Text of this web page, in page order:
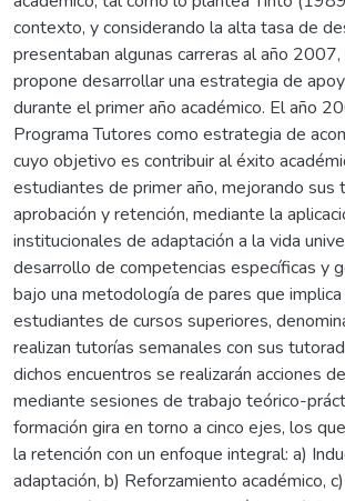
contexto, y considerando la alta tasa de
presentaban algunas carreras al año
propone desarrollar una estrategia de
durante el primer año académico. El año
Programa Tutores como estrategia de
cuyo objetivo es contribuir al éxito
estudiantes de primer año, mejorando sus
aprobación y retención, mediante la
institucionales de adaptación a la vida
desarrollo de competencias específicas y
bajo una metodología de pares que
estudiantes de cursos superiores,
realizan tutorías semanales con sus
dichos encuentros se realizarán acciones
mediante sesiones de trabajo teórico-
formación gira en torno a cinco ejes, los
la retención con un enfoque integral: a)
adaptación, b) Reforzamiento académico,